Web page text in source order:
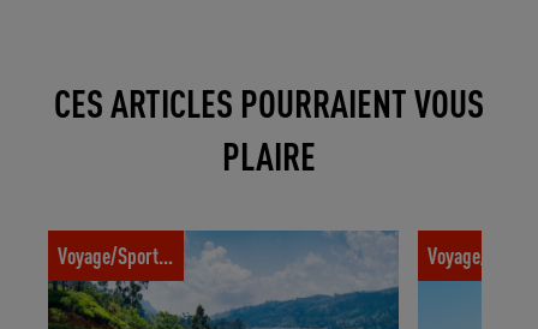
CES ARTICLES POURRAIENT VOUS
PLAIRE
Guide voyage au Sri Lanka : ce qu’il faut
savoir avant de se rendre dans le pays
Voyage/Sport trotter
Le Maroc
sportives